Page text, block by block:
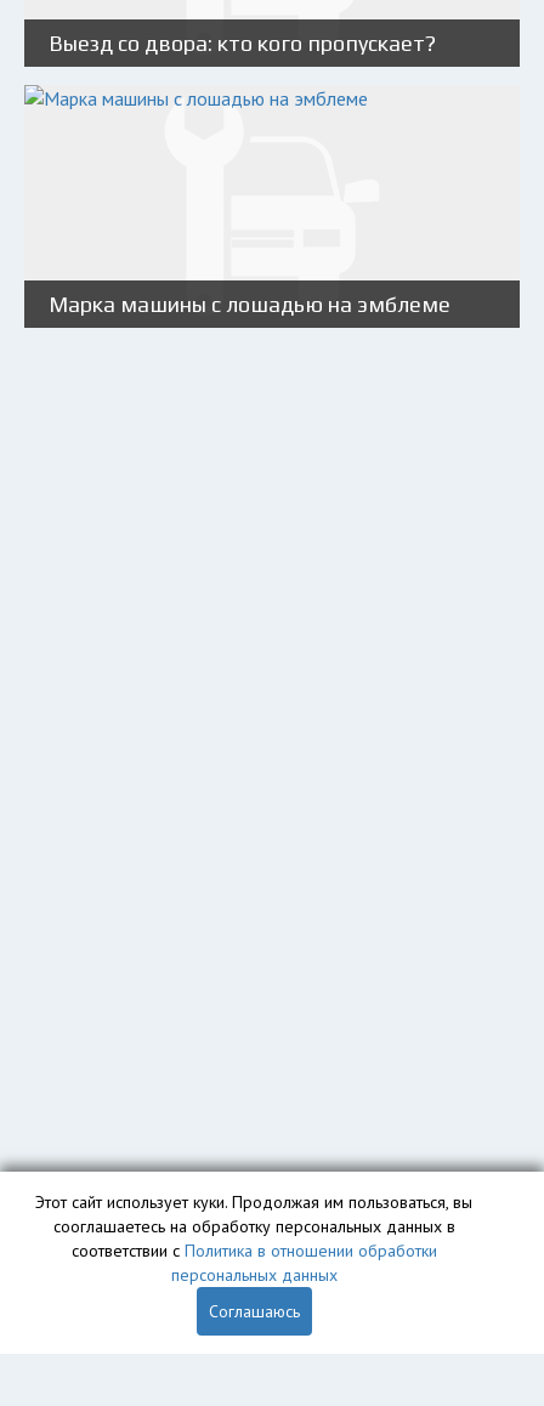
Выезд со двора: кто кого пропускает?
Марка машины с лошадью на эмблеме
Этот сайт использует куки. Продолжая им пользоваться, вы
сооглашаетесь на обработку персональных данных в
соответствии с Политика в отношении обработки
персональных данных
Соглашаюсь